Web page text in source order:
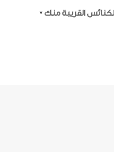
القريبة منك